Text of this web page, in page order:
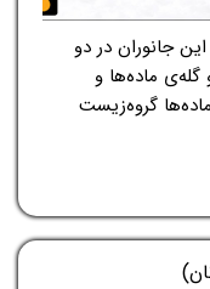
جانوران در دو
گله‌ی ماده‌ها و
گروه‌زیست